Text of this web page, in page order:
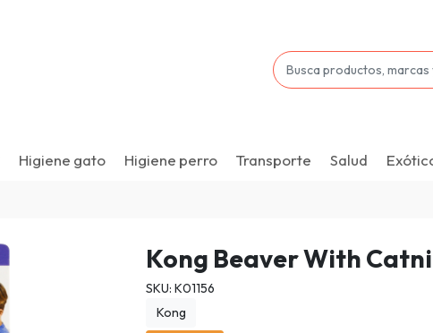
Higiene gato Higiene perro Transporte Salud
Kong Beaver With
SKU: K01156
Kong